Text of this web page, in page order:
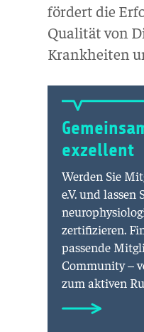
fördert die
Qualität von
Krankheiten
exzellent
Werden Sie
e.V. und lassen
zertifizieren.
passende
Community –
zum aktiven